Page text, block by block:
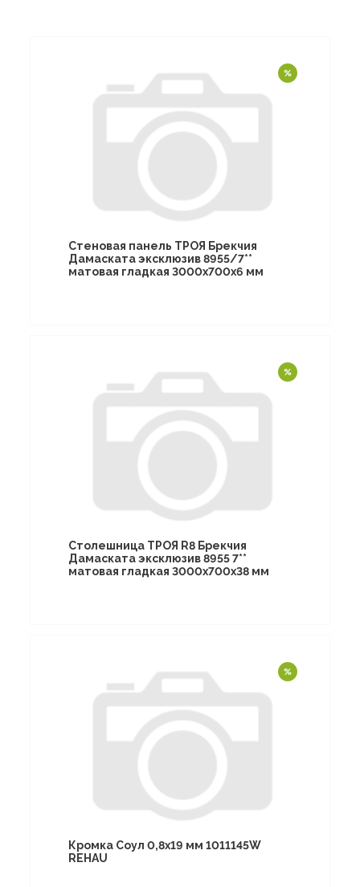
Стеновая панель ТРОЯ Брекчия
Дамаската эксклюзив 8955/7**
матовая гладкая 3000х700х6 мм
Столешница ТРОЯ R8 Брекчия
Дамаската эксклюзив 8955 7**
матовая гладкая 3000х700х38 мм
Кромка Соул 0,8х19 мм 1011145W
REHAU